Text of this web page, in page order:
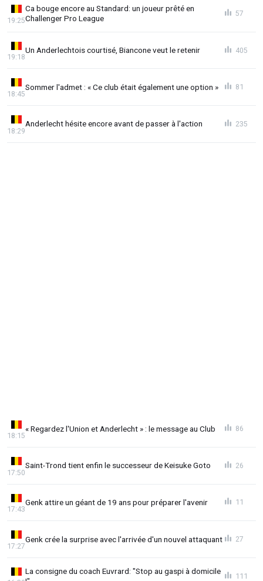
Ca bouge encore au Standard: un joueur prêté en
Challenger Pro League
19:25
57
Un Anderlechtois courtisé, Biancone veut le retenir
19:18
405
Sommer l'admet : « Ce club était également une option »
18:45
81
Anderlecht hésite encore avant de passer à l'action
18:29
235
« Regardez l'Union et Anderlecht » : le message au Club
18:15
86
Saint-Trond tient enfin le successeur de Keisuke Goto
17:50
26
Genk attire un géant de 19 ans pour préparer l'avenir
17:43
11
Genk crée la surprise avec l'arrivée d'un nouvel attaquant
17:27
27
La consigne du coach Euvrard: "Stop au gaspi à domicile
111